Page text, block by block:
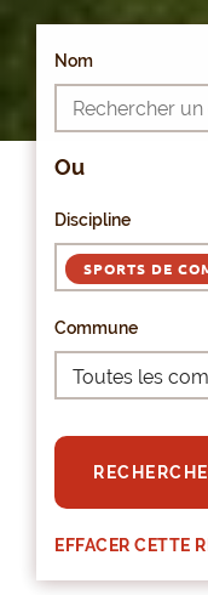
Nom
Ou
Discipline
SPORTS DE
Commune
EFFACER CETTE